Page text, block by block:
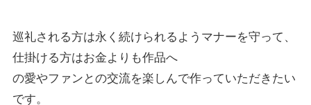
巡礼される方は永く続けられるようマナーを守って、
仕掛ける方はお金よりも作品へ
の愛やファンとの交流を楽しんで作っていただきたい
です。